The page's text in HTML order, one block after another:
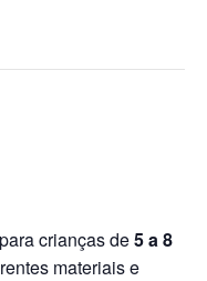
crianças de5 a 8
materiais e